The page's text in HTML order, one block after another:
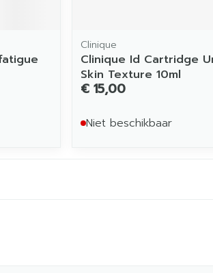
Clinique
Clinique Id Cartridge
Skin Texture 10ml
€ 15,00
Niet beschikbaar